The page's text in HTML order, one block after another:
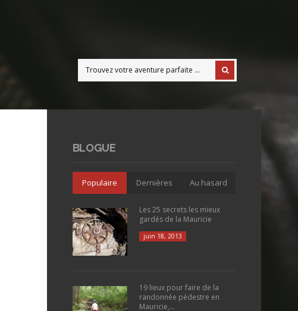
BLOGUE
Populaire Dernières Au hasard
Les 25 secrets les mieux
gardés de la Mauricie
juin 18, 2013
19 lieux pour faire de la
randonnée pédestre en
Mauricie,...